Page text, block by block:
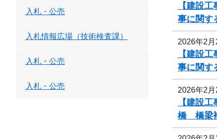
【建設
事に関す
2026年2
【建設
事に関す
2026年2
【建設
橋 橋梁
入札・公売
入札情報広場（技術検査課）
入札・公売
入札・公売